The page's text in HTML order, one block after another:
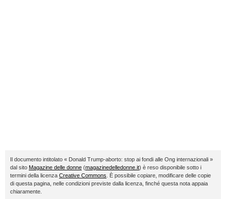
Il documento intitolato « Donald Trump-aborto: stop ai fondi alle Ong internazionali »
dal sito Magazine delle donne (magazinedelledonne.it) è reso disponibile sotto i
termini della licenza Creative Commons . È possibile copiare, modificare delle copie
di questa pagina, nelle condizioni previste dalla licenza, finché questa nota appaia
chiaramente.